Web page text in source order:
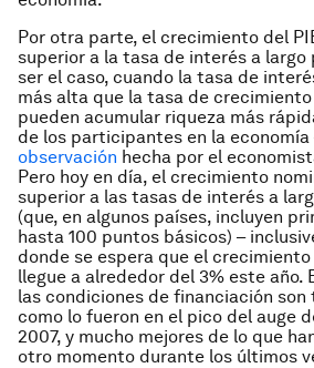
Por otra parte, el crecimiento del
superior a la tasa de interés a largo
ser el caso, cuando la tasa de
más alta que la tasa de
pueden acumular riqueza más
de los participantes en la economía
observación hecha por el
Pero hoy en día, el crecimiento
superior a las tasas de interés a
(que, en algunos países, incluyen
hasta 100 puntos básicos) –
donde se espera que el
llegue a alrededor del 3% este año.
las condiciones de financiación
como lo fueron en el pico del auge
2007, y mucho mejores de lo que
otro momento durante los últimos